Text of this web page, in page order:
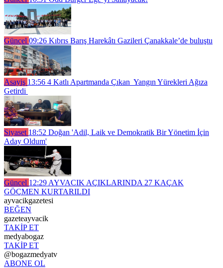
Güncel 09:26 Kıbrıs Barış Harekâtı Gazileri Çanakkale’de buluştu
Asayiş 13:56 4 Katlı Apartmanda Çıkan Yangın Yürekleri Ağıza
Getirdi
Siyaset 18:52 Doğan 'Adil, Laik ve Demokratik Bir Yönetim İçin
Aday Oldum'
Güncel 12:29 AYVACIK AÇIKLARINDA 27 KAÇAK
GÖÇMEN KURTARILDI
ayvacikgazetesi
BEĞEN
gazeteayvacik
TAKİP ET
medyabogaz
TAKİP ET
@bogazmedyatv
ABONE OL